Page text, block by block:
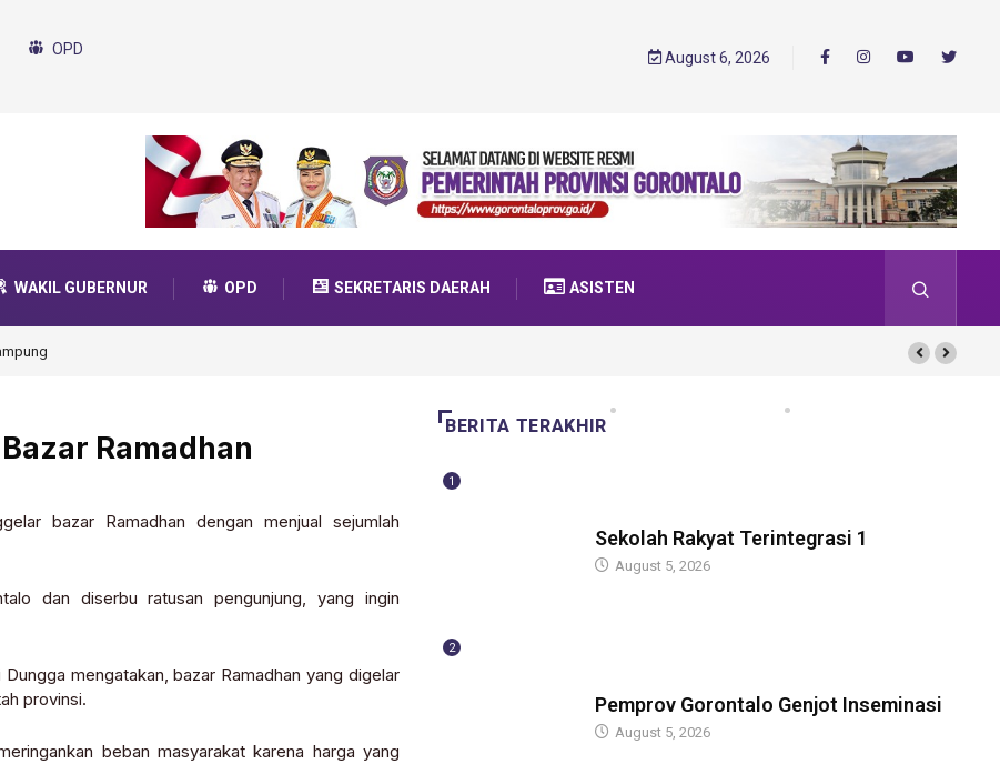
OPD August 6, 2026
WAKIL GUBERNUR OPD SEKRETARIS DAERAH ASISTEN
Transformasi 2025
Ramadhan
bazar Ramadhan dengan menjual sejumlah
dan diserbu ratusan pengunjung, yang ingin
mengatakan, bazar Ramadhan yang digelar
provinsi.
beban masyarakat karena harga yang
BERITA TERAKHIR
1
Sekolah Rakyat Terintegrasi 1
August 5, 2026
2
Pemprov Gorontalo Genjot Inseminasi
August 5, 2026